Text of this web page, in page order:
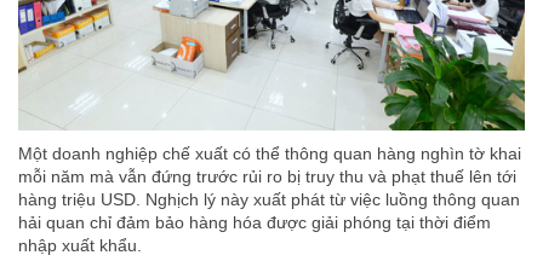
Một doanh nghiệp chế xuất có thể thông quan hàng nghìn tờ khai
mỗi năm mà vẫn đứng trước rủi ro bị truy thu và phạt thuế lên tới
hàng triệu USD. Nghịch lý này xuất phát từ việc luồng thông quan
hải quan chỉ đảm bảo hàng hóa được giải phóng tại thời điểm
nhập xuất khẩu.